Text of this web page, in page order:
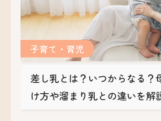
差し乳とは？いつからなる？
け方や溜まり乳との違いを解
子育て・育児